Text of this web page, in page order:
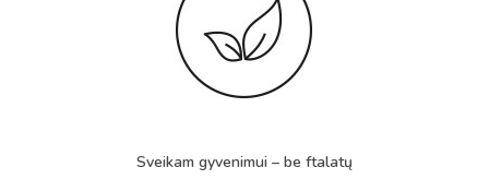
Sveikam gyvenimui – be ftalatų